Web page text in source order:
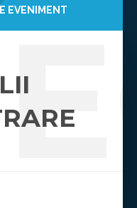
EVENIMENT